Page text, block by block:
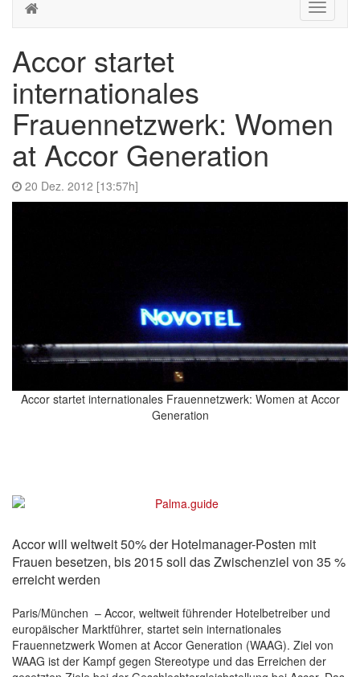
Toggle
Accor startet
internationales
Frauennetzwerk: Women
at Accor Generation
20 Dez. 2012 [13:57h]
Accor startet internationales Frauennetzwerk: Women at Accor
Generation
Accor will weltweit 50% der Hotelmanager-Posten mit
Frauen besetzen, bis 2015 soll das Zwischenziel von 35 %
erreicht werden
Paris/München – Accor, weltweit führender Hotelbetreiber und
europäischer Marktführer, startet sein internationales
Frauennetzwerk Women at Accor Generation (WAAG). Ziel von
WAAG ist der Kampf gegen Stereotype und das Erreichen der